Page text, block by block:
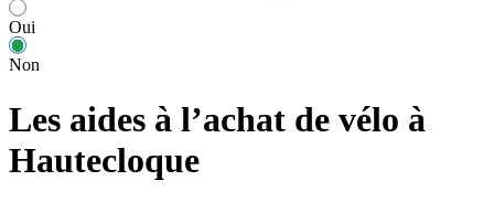
Oui
Non
Les aides à l’achat de vélo à
Hautecloque